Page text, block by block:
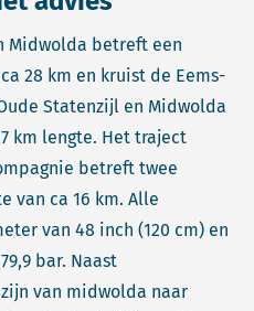
Midwolda betreft een
28 km en kruist de Eems-
Statenzijl en Midwolda
km lengte. Het traject
betreft twee
van ca 16 km. Alle
van 48 inch (120 cm) en
bar. Naast
van midwolda naar